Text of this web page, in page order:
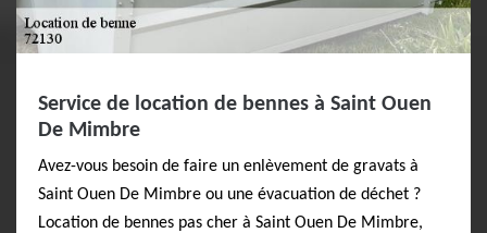
Service de location de bennes à Saint Ouen
De Mimbre
Avez-vous besoin de faire un enlèvement de gravats à
Saint Ouen De Mimbre ou une évacuation de déchet ?
Location de bennes pas cher à Saint Ouen De Mimbre,